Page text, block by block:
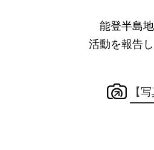
能登半島地
活動を報告し
【